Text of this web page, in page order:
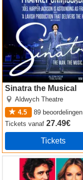
Sinatra the Musical
Aldwych Theatre
4.5
89 beoordelingen
Ticketsvanaf27.49€
Tickets
The Truth